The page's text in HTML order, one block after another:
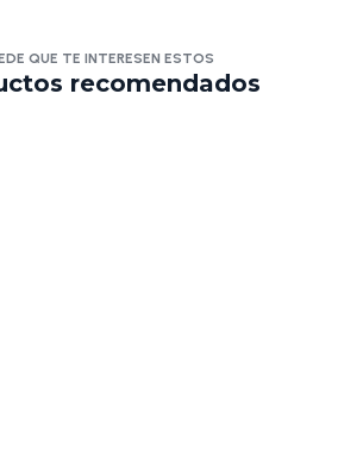
QUE TE INTERESEN ESTOS
recomendados